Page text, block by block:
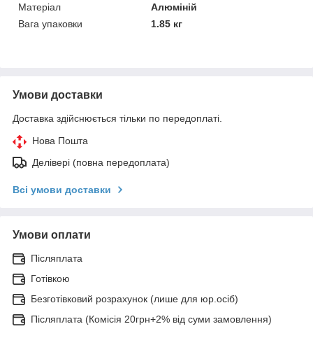
Матеріал
Алюміній
Вага упаковки
1.85 кг
Умови доставки
Доставка здійснюється тільки по передоплаті.
Нова Пошта
Делівері (повна передоплата)
Всі умови доставки
Умови оплати
Післяплата
Готівкою
Безготівковий розрахунок (лише для юр.осіб)
Післяплата (Комісія 20грн+2% від суми замовлення)